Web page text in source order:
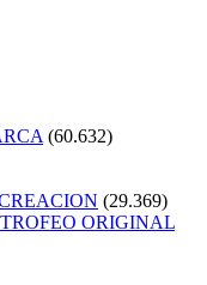
(60.632)
(29.369)
ORIGINAL